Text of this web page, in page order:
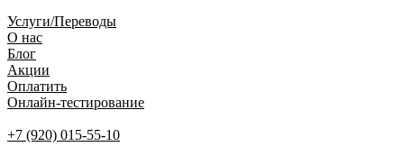
Услуги/Переводы
О нас
Блог
Акции
Оплатить
Онлайн-тестирование
+7 (920) 015-55-10